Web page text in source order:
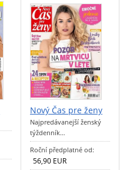
Nový Čas pre ženy
Najpredávanejší ženský
týždenník…
Roční předplatné od:
56,90 EUR